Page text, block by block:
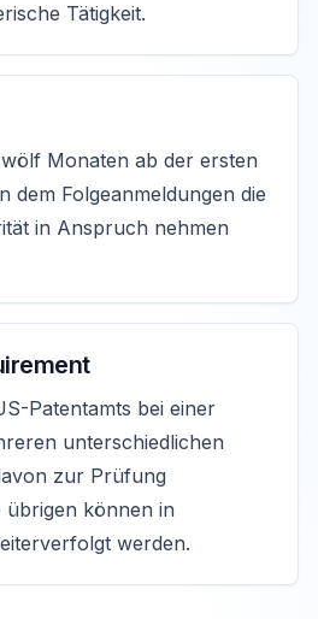
Tätigkeit.
Monaten ab der ersten
dem Folgeanmeldungen die
in Anspruch nehmen
Patentamts bei einer
unterschiedlichen
zur Prüfung
können in
werden.